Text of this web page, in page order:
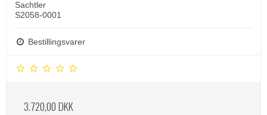
Sachtler
S2058-0001
Bestillingsvarer
3.720,00 DKK